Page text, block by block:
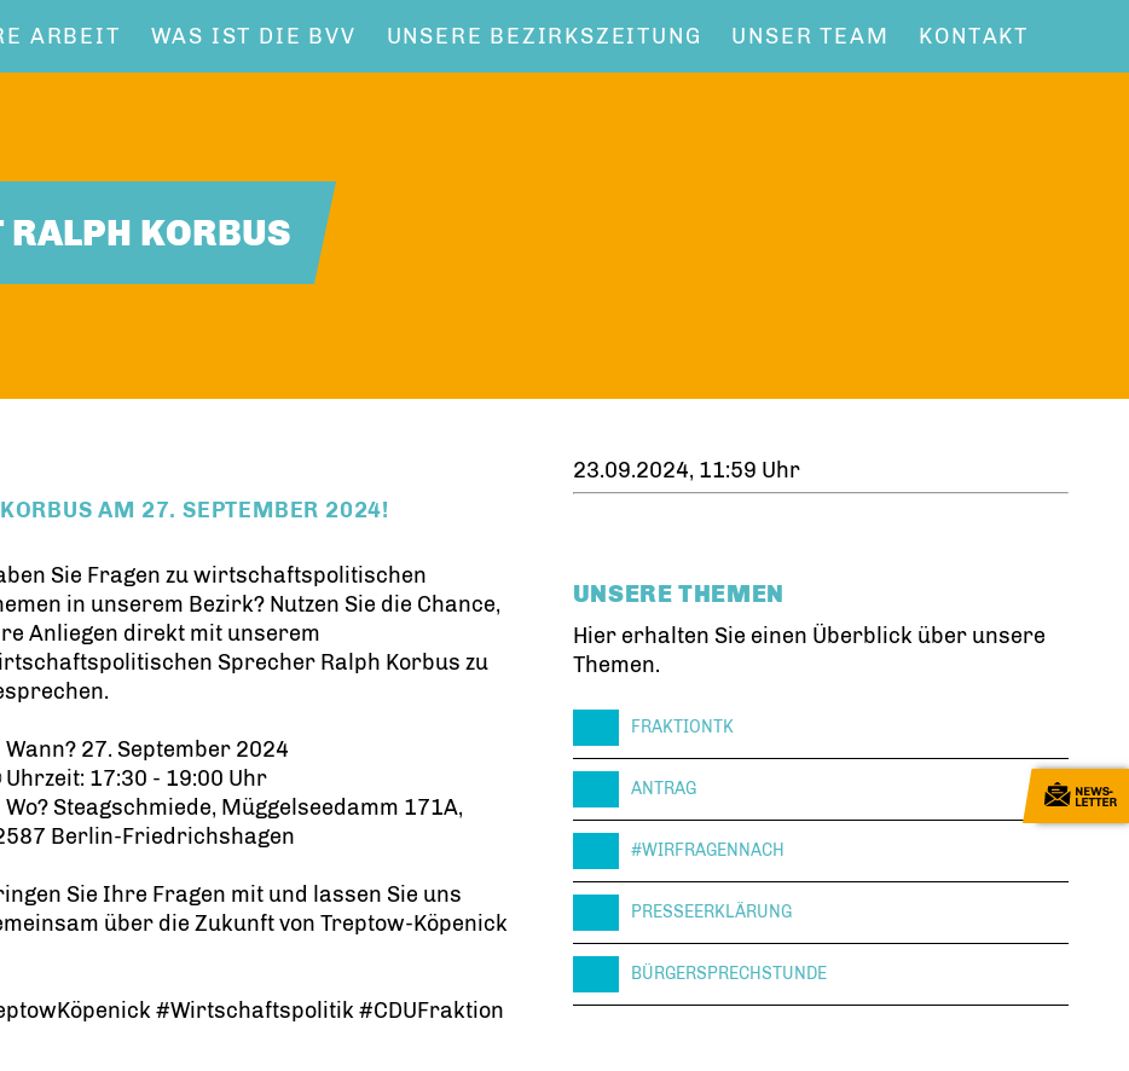
ARBEIT WAS IST DIE BVV UNSERE BEZIRKSZEITUNG UNSER TEAM KONTAKT
KORBUS
AM 27. SEPTEMBER 2024!
Sie Fragen zu wirtschaftspolitischen
in unserem Bezirk? Nutzen Sie die Chance,
Anliegen direkt mit unserem
Sprecher Ralph Korbus zu
Wann? 27. September 2024
Uhrzeit: 17:30 - 19:00 Uhr
Wo? Steagschmiede, Müggelseedamm 171A,
Berlin-Friedrichshagen
Sie Ihre Fragen mit und lassen Sie uns
über die Zukunft von Treptow-Köpenick
#Wirtschaftspolitik #CDUFraktion
23.09.2024, 11:59 Uhr
UNSERE THEMEN
Hier erhalten Sie einen Überblick über unsere
Themen.
FRAKTIONTK
ANTRAG
#WIRFRAGENNACH
PRESSEERKLÄRUNG
BÜRGERSPRECHSTUNDE